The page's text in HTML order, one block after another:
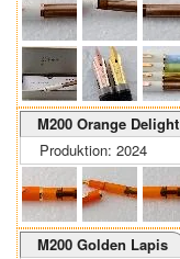
M200 Orange Delight
Produktion: 2024
M200 Golden Lapis